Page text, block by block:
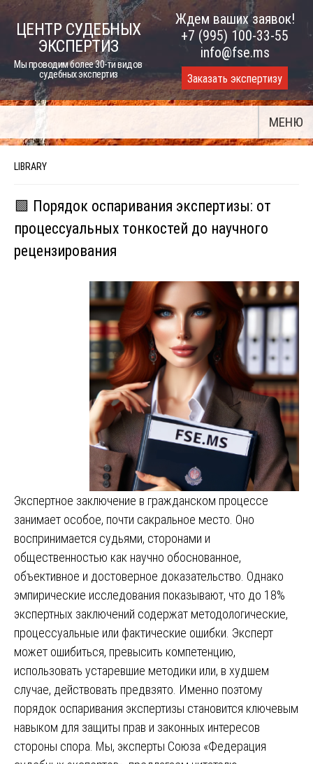
Skip
ЦЕНТР СУДЕБНЫХ
ЭКСПЕРТИЗ
Мы проводим более 30-ти видов
судебных экспертиз
Ждем ваших заявок!
+7 (995) 100-33-55
info@fse.ms
Заказать экспертизу
МЕНЮ
LIBRARY
🟩 Порядок оспаривания экспертизы: от
процессуальных тонкостей до научного
рецензирования
Экспертное заключение в гражданском процессе
занимает особое, почти сакральное место. Оно
воспринимается судьями, сторонами и
общественностью как научно обоснованное,
объективное и достоверное доказательство. Однако
эмпирические исследования показывают, что до 18%
экспертных заключений содержат методологические,
процессуальные или фактические ошибки. Эксперт
может ошибиться, превысить компетенцию,
использовать устаревшие методики или, в худшем
случае, действовать предвзято. Именно поэтому
порядок оспаривания экспертизы становится ключевым
навыком для защиты прав и законных интересов
стороны спора. Мы, эксперты Союза «Федерация